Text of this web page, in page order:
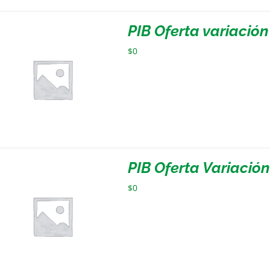
PIB Oferta
$0
PIB Oferta
$0